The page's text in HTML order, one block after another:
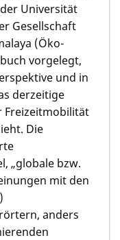
Universität
Gesellschaft
(Öko-
vorgelegt,
und in
derzeitige
Freizeitmobilität
Die
„globale bzw.
mit den
anders